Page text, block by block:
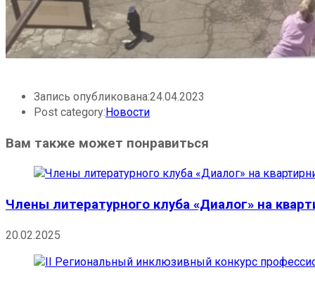
Запись опубликована:24.04.2023
Post category:Новости
Вам также может понравиться
Члены литературного клуба «Диалог» на
20.02.2025